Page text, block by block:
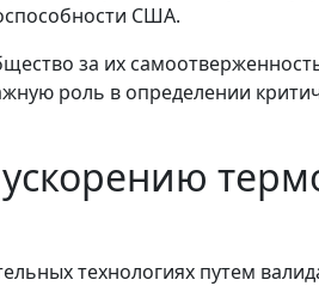
США.
за их
роль в определении
технологиях путем